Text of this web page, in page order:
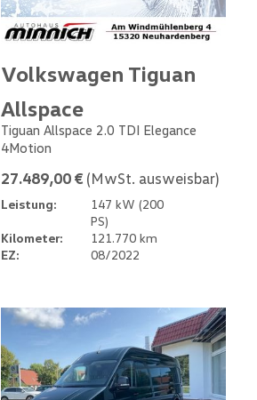
Volkswagen Tiguan
Allspace
Tiguan Allspace 2.0 TDI Elegance
4Motion
27.489,00 € (MwSt. ausweisbar)
Leistung:
147 kW (200
PS)
Kilometer:
121.770 km
EZ:
08/2022